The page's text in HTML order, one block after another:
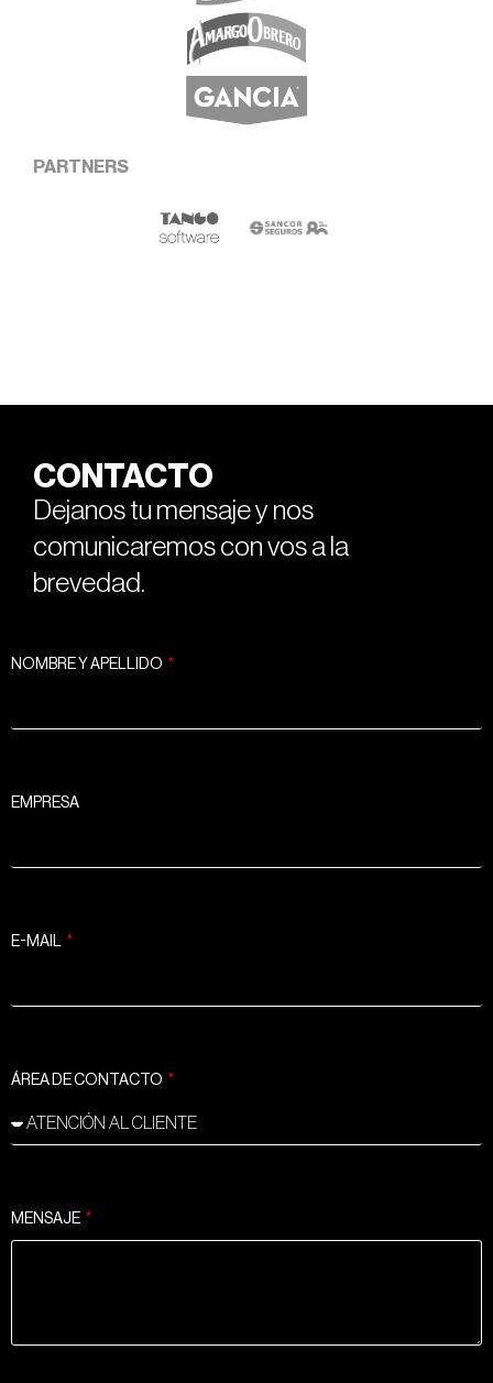
PARTNERS
CONTACTO
Dejanos tu mensaje y nos
comunicaremos con vos a la
brevedad.
NOMBRE Y APELLIDO
EMPRESA
E-MAIL
ÁREA DE CONTACTO
MENSAJE